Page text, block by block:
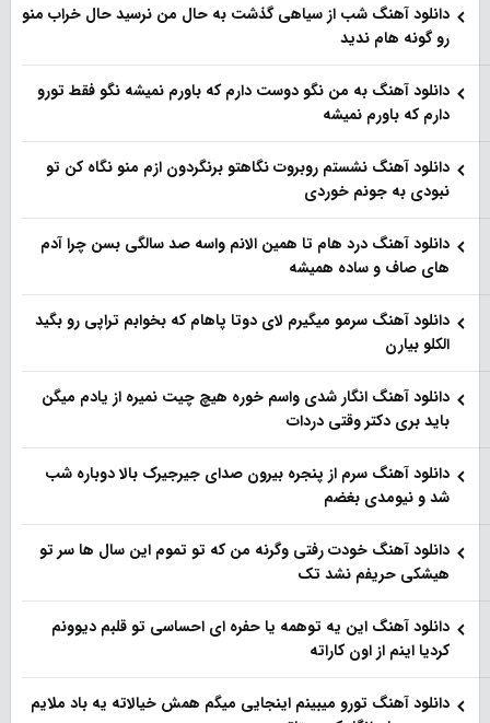
دانلود آهنگ شب از سیاهی گذشت به حال من نرسید حال خراب منو
رو گونه هام ندید
دانلود آهنگ به من نگو دوست دارم که باورم نمیشه نگو فقط تورو
دارم که باورم نمیشه
دانلود آهنگ نشستم روبروت نگاهتو برنگردون ازم منو نگاه کن تو
نبودی به جونم خوردی
دانلود آهنگ درد هام تا همین الانم واسه صد سالگی بسن چرا آدم
های صاف و ساده همیشه
دانلود آهنگ سرمو میگیرم لای دوتا پاهام که بخوابم تراپی رو بگید
الکلو بیارن
دانلود آهنگ انگار شدی واسم خوره هیچ چیت نمیره از یادم میگن
باید بری دکتر وقتی دردات
دانلود آهنگ سرم از پنجره بیرون صدای جیرجیرک بالا دوباره شب
شد و نیومدی بغضم
دانلود آهنگ خودت رفتی وگرنه من که تو تموم این سال ها سر تو
هیشکی حریفم نشد تک
دانلود آهنگ این یه توهمه یا حفره ای احساسی تو قلبم دیوونم
کردیا اینم از اون کاراته
دانلود آهنگ تورو میبینم اینجایی میگم همش خیالاته یه باد ملایم